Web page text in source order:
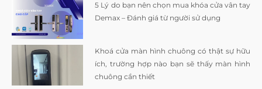
5 Lý do bạn nên chọn mua khóa cửa vân tay
Demax – Đánh giá từ người sử dụng
Khoá cửa màn hình chuông có thật sự hữu
ích, trường hợp nào bạn sẽ thấy màn hình
chuông cần thiết